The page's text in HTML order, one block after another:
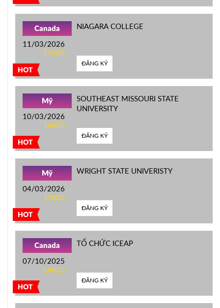
HOT
Canada
11/03/2026
11h00
NIAGARA COLLEGE
ĐĂNG KÝ
HOT
Mỹ
10/03/2026
14h00
SOUTHEAST MISSOURI STATE
UNIVERSITY
ĐĂNG KÝ
HOT
Mỹ
04/03/2026
15h00
WRIGHT STATE UNIVERISTY
ĐĂNG KÝ
HOT
Canada
07/10/2025
14h30
TỔ CHỨC ICEAP
ĐĂNG KÝ